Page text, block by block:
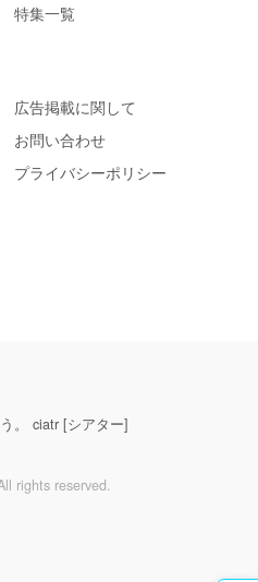
特集一覧
広告掲載に関して
お問い合わせ
プライバシーポリシー
。 ciatr [シアター]
rights reserved.